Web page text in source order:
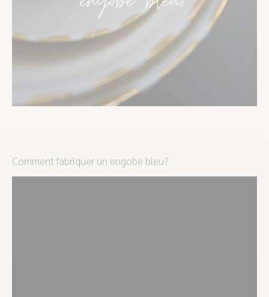
Comment fabriquer un engobe bleu?